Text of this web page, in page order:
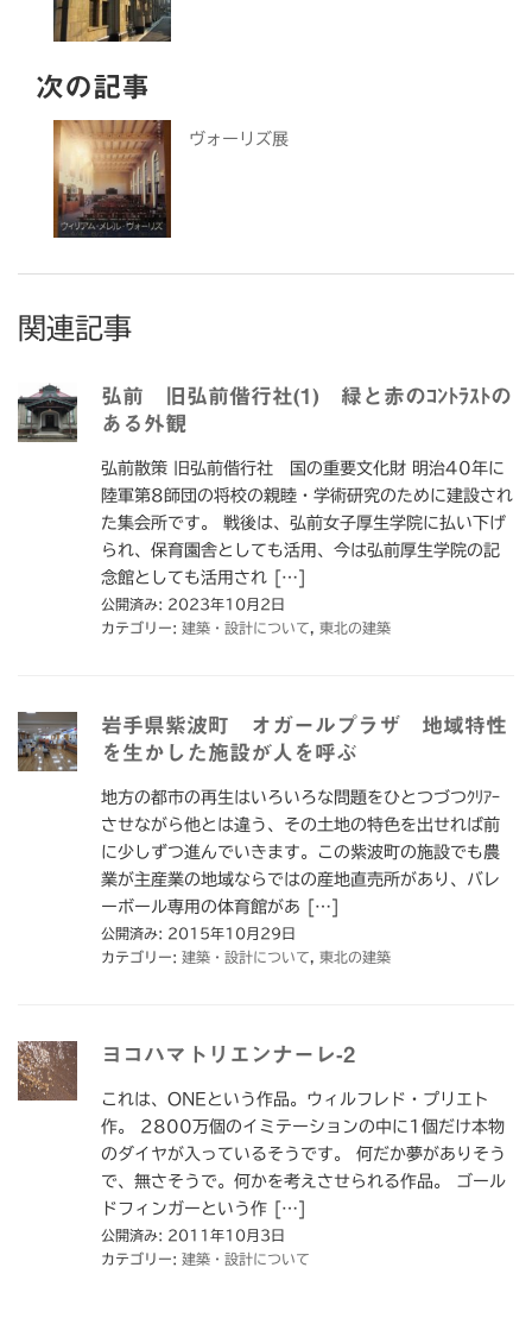
次の記事
ヴォーリズ展
関連記事
弘前 旧弘前偕行社(1) 緑と赤のｺﾝﾄﾗｽﾄの
ある外観
弘前散策 旧弘前偕行社 国の重要文化財 明治40年に
陸軍第8師団の将校の親睦・学術研究のために建設され
た集会所です。 戦後は、弘前女子厚生学院に払い下げ
られ、保育園舎としても活用、今は弘前厚生学院の記
念館としても活用され […]
公開済み: 2023年10月2日
カテゴリー: 建築・設計について 東北の建築
岩手県紫波町 オガールプラザ 地域特性
を生かした施設が人を呼ぶ
地方の都市の再生はいろいろな問題をひとつづつｸﾘｱｰ
させながら他とは違う、その土地の特色を出せれば前
に少しずつ進んでいきます。この紫波町の施設でも農
業が主産業の地域ならではの産地直売所があり、バレ
ーボール専用の体育館があ […]
公開済み: 2015年10月29日
カテゴリー: 建築・設計について 東北の建築
ヨコハマトリエンナーレ-2
これは、ONEという作品。ウィルフレド・プリエト
作。 2800万個のイミテーションの中に1個だけ本物
のダイヤが入っているそうです。 何だか夢がありそう
で、無さそうで。何かを考えさせられる作品。 ゴール
ドフィンガーという作 […]
公開済み: 2011年10月3日
カテゴリー: 建築・設計について